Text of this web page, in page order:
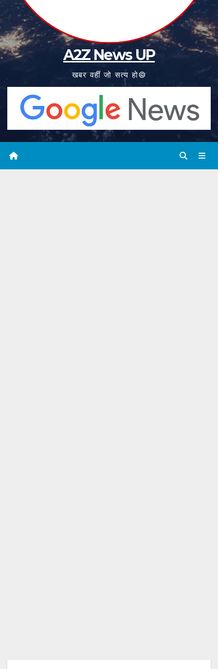
A2Z News UP
खबर वहीं जो सत्य हो©